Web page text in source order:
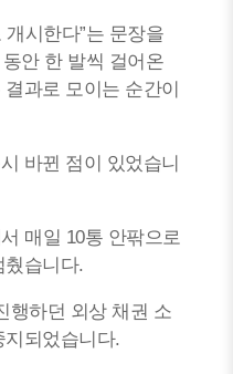
시한다”는 문장을
안 한 발씩 걸어온
과로 모이는 순간이
바뀐 점이 있었습니
매일 10통 안팎으로
췄습니다.
행하던 외상 채권 소
되었습니다.